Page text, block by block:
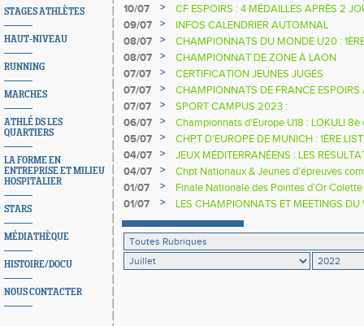
STAGES ATHLÈTES
HAUT-NIVEAU
RUNNING
MARCHES
ATHLÉ DS LES
QUARTIERS
LA FORME EN
ENTREPRISE ET MILIEU
HOSPITALIER
STARS
MÉDIATHÈQUE
HISTOIRE/DOCU
NOUS CONTACTER
10/07
>
CF ESPOIRS : 4 MÉDAILLES APRÈS 2
09/07
>
INFOS CALENDRIER AUTOMNAL
08/07
>
CHAMPIONNATS DU MONDE U20 :
SÉLECTION
08/07 >
CHAMPIONNAT DE ZONE À LAON
07/07
>
CERTIFICATION JEUNES JUGES
07/07
>
CHAMPIONNATS DE FRANCE ESPOIRS
07/07
>
SPORT CAMPUS 2023 :
06/07
>
Championnats d'Europe U18 : LOKULI 8è
05/07
>
CHPT D'EUROPE DE MUNICH : 1ÈRE
04/07
>
JEUX MÉDITERRANÉENS : LES
04/07
>
Chpt Nationaux & Jeunes d’épreuves
médailles chez les Jeunes
01/07 >
Finale Nationale des Pointes d’Or
des HdF en lice !
01/07 > LES CHAMPIONNATS ET MEETINGS DU